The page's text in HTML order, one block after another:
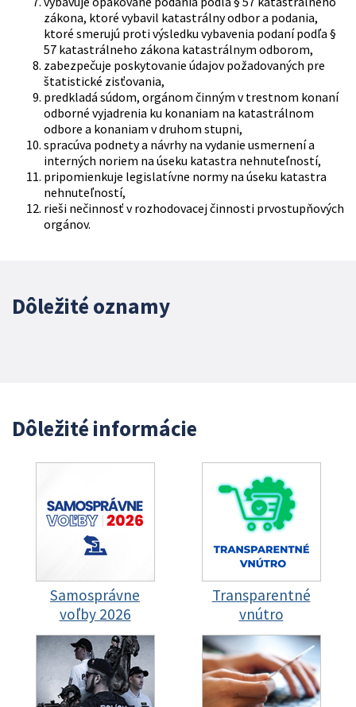
zákona, ktoré vybavil katastrálny odbor a podania,
ktoré smerujú proti výsledku vybavenia podaní podľa §
57 katastrálneho zákona katastrálnym odborom,
zabezpečuje poskytovanie údajov požadovaných pre
štatistické zisťovania,
predkladá súdom, orgánom činným v trestnom konaní
odborné vyjadrenia ku konaniam na katastrálnom
odbore a konaniam v druhom stupni,
spracúva podnety a návrhy na vydanie usmernení a
interných noriem na úseku katastra nehnuteľností,
pripomienkuje legislatívne normy na úseku katastra
nehnuteľností,
rieši nečinnosť v rozhodovacej činnosti prvostupňových
orgánov.
Dôležité oznamy
Dôležité informácie
Samosprávne
voľby 2026
Transparentné
vnútro